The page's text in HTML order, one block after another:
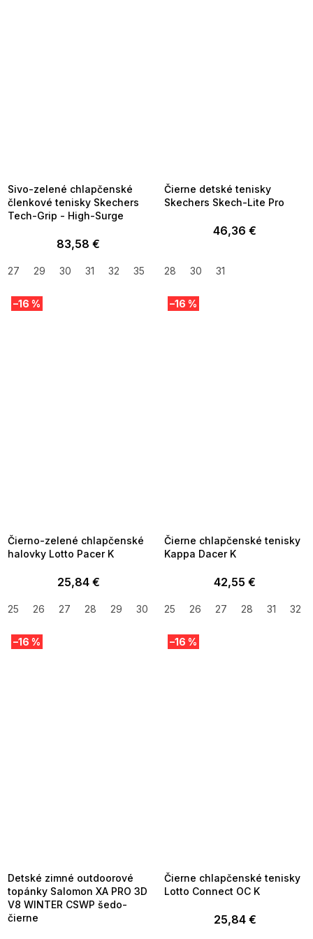
Sivo-zelené chlapčenské
členkové tenisky Skechers
Tech-Grip - High-Surge
83,58 €
27 29 30 31 32 35
Čierne detské tenisky
Skechers Skech-Lite Pro
46,36 €
28 30 31
–16 %
Čierno-zelené chlapčenské
halovky Lotto Pacer K
25,84 €
25 26 27 28 29 30 31 32 33 34 35
–16 %
Čierne chlapčenské tenisky
Kappa Dacer K
42,55 €
25 26 27 28 31 32
–16 %
Detské zimné outdoorové
topánky Salomon XA PRO 3D
V8 WINTER CSWP šedo-
čierne
–16 %
Čierne chlapčenské tenisky
Lotto Connect OC K
25,84 €